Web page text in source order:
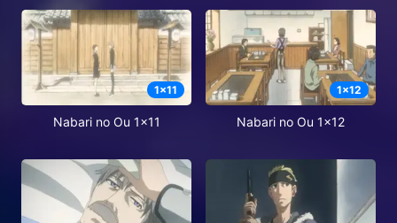
1x11
Nabari no Ou 1x11
1x12
Nabari no Ou 1x12